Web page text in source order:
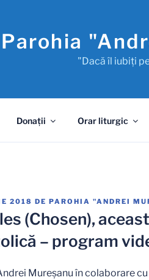
Parohia
"Dacă îl iubiţi
Donaţii Orar liturgic
2018 DE PAROHIA "ANDREI
(Chosen),
– program
Mureșanu în colaborare